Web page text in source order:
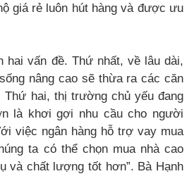
giá rẻ luôn hút hàng và được ưu
hai vấn đề. Thứ nhất, về lâu dài,
nâng cao sẽ thừa ra các căn
Thứ hai, thị trường chủ yếu đang
là khơi gợi nhu cầu cho người
việc ngân hàng hỗ trợ vay mua
ta có thể chọn mua nhà cao
và chất lượng tốt hơn”. Bà Hạnh